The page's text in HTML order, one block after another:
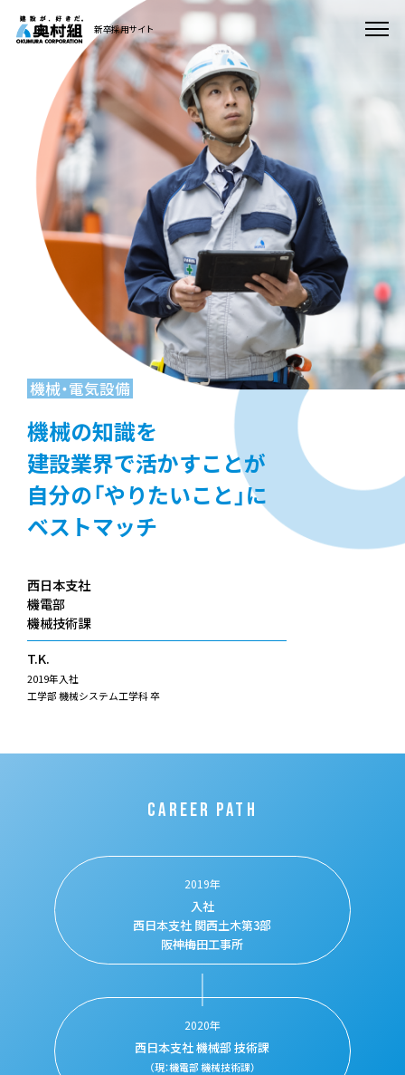
新卒採用サイト
機械・電気設備
機械の知識を
建設業界で活かすことが
自分の「やりたいこと」に
ベストマッチ
西日本支社
機電部
機械技術課
T.K.
2019年入社
工学部 機械システム工学科 卒
CAREER PATH
2019年
入社
西日本支社 関西土木第3部
阪神梅田工事所
2020年
西日本支社機械部 技術課
（現：機電部 機械技術課）